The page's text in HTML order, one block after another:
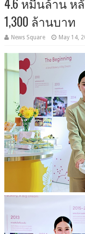
1,300 ล้านบาท
News Square May 14,